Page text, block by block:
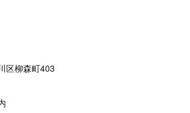
区柳森町403